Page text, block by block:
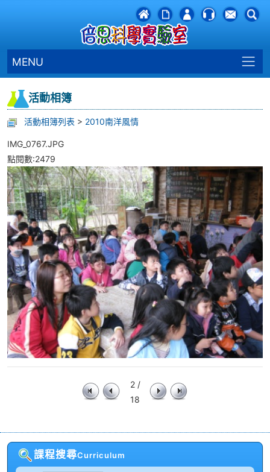
MENU
活動相簿
活動相簿列表 > 2010南洋風情
IMG_0767.JPG
點閱數:2479
2 /
18
課程搜尋Curriculum